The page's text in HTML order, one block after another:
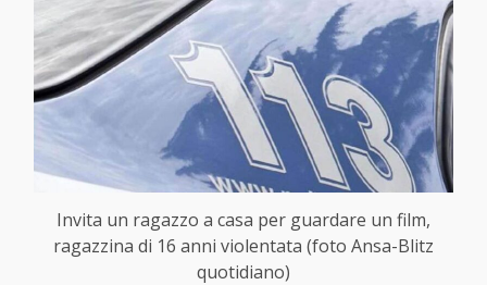
Invita un ragazzo a casa per guardare un film,
ragazzina di 16 anni violentata (foto Ansa-Blitz
quotidiano)